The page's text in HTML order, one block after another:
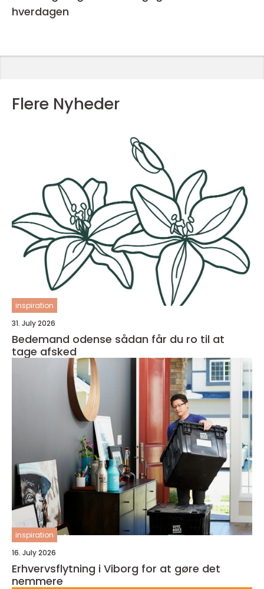
hverdagen
Flere Nyheder
inspiration
31. July 2026
Bedemand odense sådan får du ro til at
tage afsked
inspiration
16. July 2026
Erhvervsflytning i Viborg for at gøre det
nemmere